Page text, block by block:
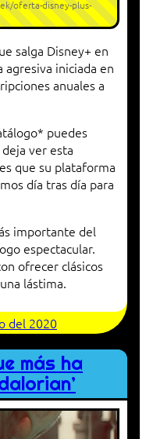
oferta-disney-plus-
salga Disney+ en
agresiva iniciada en
anuales a
puedes
ver esta
que su plataforma
día tras día para
importante del
espectacular.
ofrecer clásicos
lástima.
del 2020
más ha